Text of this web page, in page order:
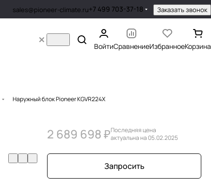
sales@pioneer-climate.ru+7 499 703-37-18 Заказать звонок
ВойтиСравнениеИзбранноеКорзина
Наружный блок Pioneer KGVR224X
2 689 698 ₽Последняя цена
актуальна на 05.02.2025
Запросить